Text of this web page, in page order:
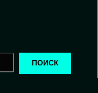
ПОИСК